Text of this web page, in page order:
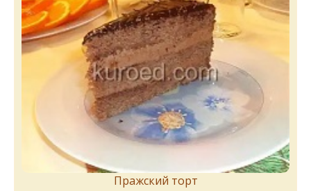
Пражский торт